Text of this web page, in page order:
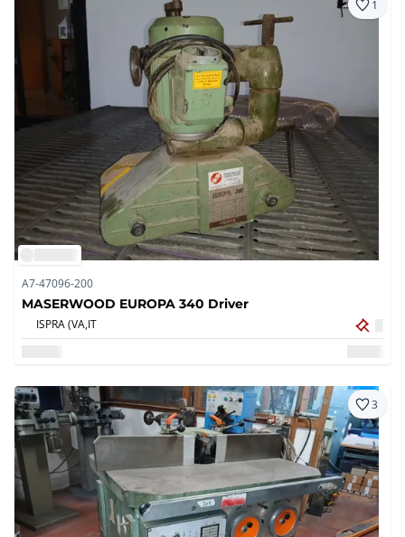
1
A7-47096-200
MASERWOOD EUROPA 340 Driver
ISPRA (VA,IT
3